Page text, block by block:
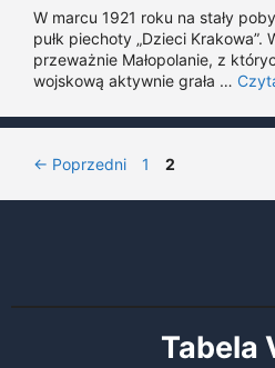
W marcu 1921 roku na stały
pułk piechoty „Dzieci Krakowa”.
przeważnie Małopolanie, z
wojskową aktywnie grała …
← Poprzedni Page
1 Page
2
Tabela